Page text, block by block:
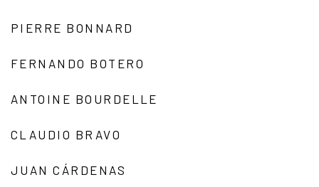
PIERRE BONNARD
FERNANDO BOTERO
ANTOINE BOURDELLE
CLAUDIO BRAVO
JUAN CÁRDENAS